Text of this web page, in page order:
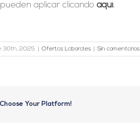
aplicar clicando aquí.
30th, 2025 Ofertas Laborales Sin comentarios
Your Platform!